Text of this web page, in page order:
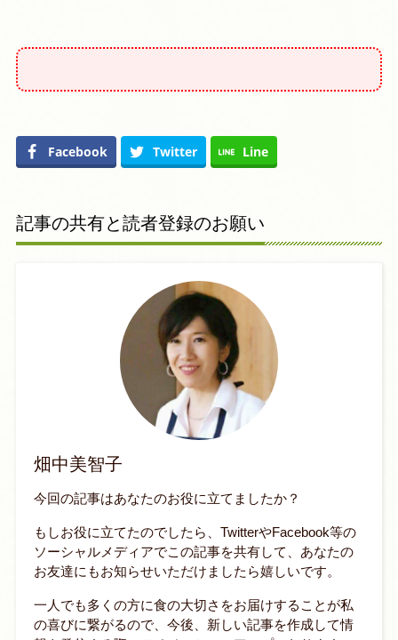
Facebook Twitter Line
記事の共有と読者登録のお願い
畑中美智子
今回の記事はあなたのお役に立てましたか？
もしお役に立てたのでしたら、TwitterやFacebook等の
ソーシャルメディアでこの記事を共有して、あなたの
お友達にもお知らせいただけましたら嬉しいです。
一人でも多くの方に食の大切さをお届けすることが私
の喜びに繋がるので、今後、新しい記事を作成して情